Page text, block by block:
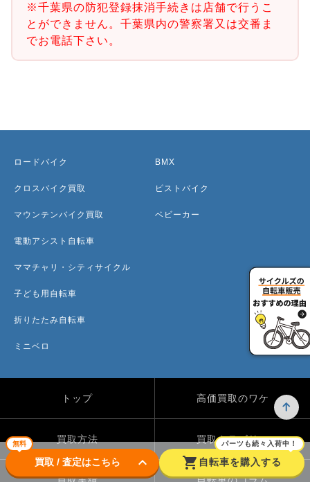
※千葉県の防犯登録抹消手続きは店舗で行うこ
とができません。千葉県内の警察署又は交番ま
でお電話下さい。
無料
買取 / 査定はこちら keyboard_arrow_down shopping_cart
パーツも続々入荷中！
自転車を購入する
ロードバイク
クロスバイク買取
マウンテンバイク買取
電動アシスト自転車
ママチャリ・シティサイクル
子ども用自転車
折りたたみ自転車
ミニベロ
BMX
ピストバイク
ベビーカー
トップ 高価買取のワケ
買取方法 買取カテゴリー
買取実績 自転車のコラム